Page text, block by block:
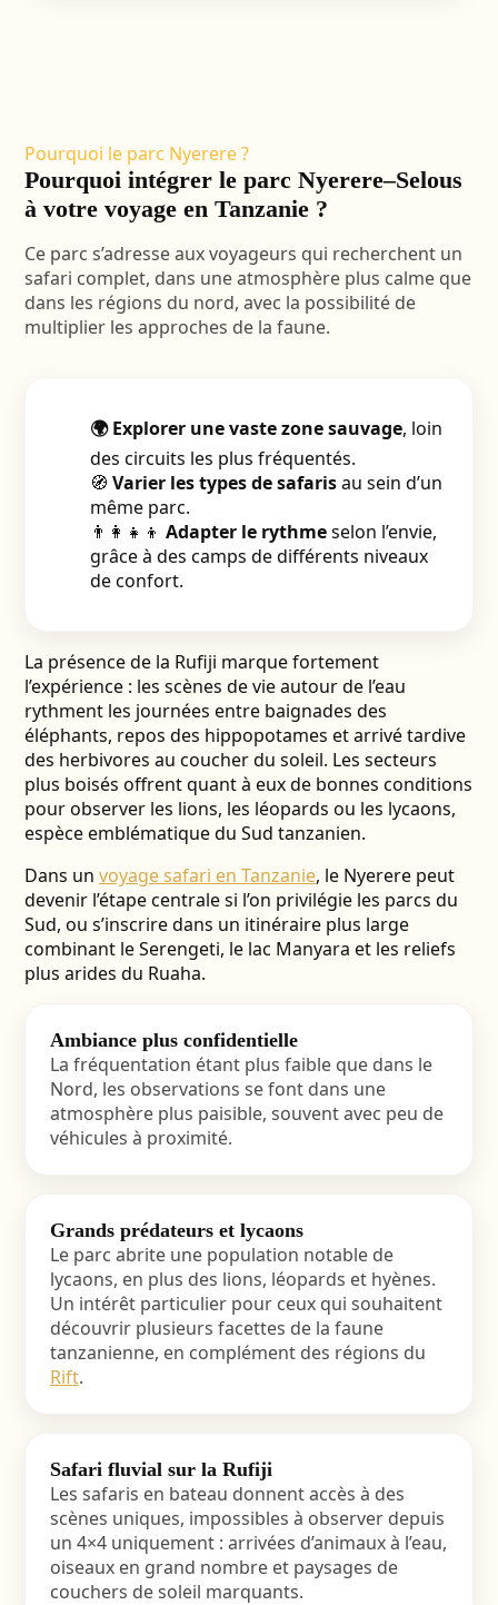
Pourquoi le parc Nyerere ?
Pourquoi intégrer le parc Nyerere–Selous
à votre voyage en Tanzanie ?
Ce parc s’adresse aux voyageurs qui recherchent un
safari complet, dans une atmosphère plus calme que
dans les régions du nord, avec la possibilité de
multiplier les approches de la faune.
🌍 Explorer une vaste zone sauvage, loin
des circuits les plus fréquentés.
🧭 Varier les types de safarisau sein d’un
même parc.
👨‍👩‍👧‍👦 Adapter le rythmeselon l’envie,
grâce à des camps de différents niveaux
de confort.
La présence de la Rufiji marque fortement
l’expérience : les scènes de vie autour de l’eau
rythment les journées entre baignades des
éléphants, repos des hippopotames et arrivé tardive
des herbivores au coucher du soleil. Les secteurs
plus boisés offrent quant à eux de bonnes conditions
pour observer les lions, les léopards ou les lycaons,
espèce emblématique du Sud tanzanien.
Dans un voyage safari en Tanzanie, le Nyerere peut
devenir l’étape centrale si l’on privilégie les parcs du
Sud, ou s’inscrire dans un itinéraire plus large
combinant le Serengeti, le lac Manyara et les reliefs
plus arides du Ruaha.
Ambiance plus confidentielle
La fréquentation étant plus faible que dans le
Nord, les observations se font dans une
atmosphère plus paisible, souvent avec peu de
véhicules à proximité.
Grands prédateurs et lycaons
Le parc abrite une population notable de
lycaons, en plus des lions, léopards et hyènes.
Un intérêt particulier pour ceux qui souhaitent
découvrir plusieurs facettes de la faune
tanzanienne, en complément des régions du
Rift.
Safari fluvial sur la Rufiji
Les safaris en bateau donnent accès à des
scènes uniques, impossibles à observer depuis
un 4×4 uniquement : arrivées d’animaux à l’eau,
oiseaux en grand nombre et paysages de
couchers de soleil marquants.